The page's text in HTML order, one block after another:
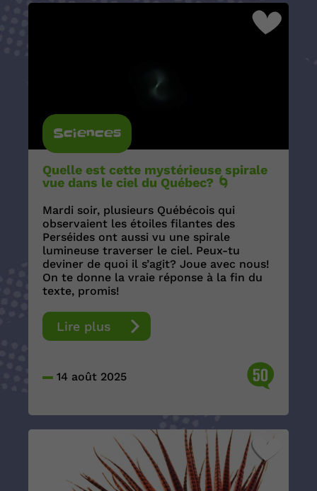
Sciences
Quelle est cette mystérieuse spirale
vue dans le ciel du Québec? 🌀
Mardi soir, plusieurs Québécois qui
observaient les étoiles filantes des
Perséides ont aussi vu une spirale
lumineuse traverser le ciel. Peux-tu
deviner de quoi il s’agit? Joue avec nous!
On te donne la vraie réponse à la fin du
texte, promis!
Lire plus
14 août 2025 50